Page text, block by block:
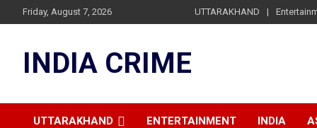
to
Friday, August 7, 2026 UTTARAKHAND
INDIA CRIME
UTTARAKHAND ENTERTAINMENT INDIA